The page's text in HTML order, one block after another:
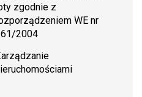
zgodnie z
WE nr
2004